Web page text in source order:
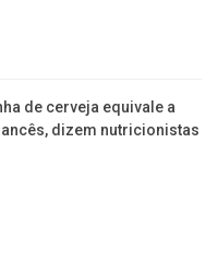
de cerveja equivale a
dizem nutricionistas